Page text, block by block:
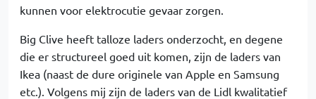
kunnen voor elektrocutie gevaar zorgen.
Big Clive heeft talloze laders onderzocht, en degene
die er structureel goed uit komen, zijn de laders van
Ikea (naast de dure originele van Apple en Samsung
etc.). Volgens mij zijn de laders van de Lidl kwalitatief